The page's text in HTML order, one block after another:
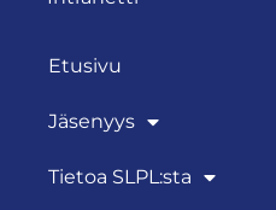
Etusivu
Jäsenyys
Tietoa SLPL:sta